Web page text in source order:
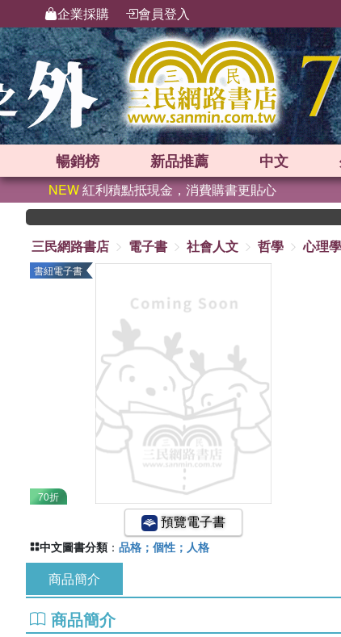
企業採購 會員登入
暢銷榜 新品推薦 中文
NEW紅利積點抵現金，消費購書更貼心
三民網路書店
電子書 社會人文 哲學 心理學
書紐電子書
70折
預覽電子書
中文圖書分類 ： 品格；個性；人格
商品簡介
商品簡介